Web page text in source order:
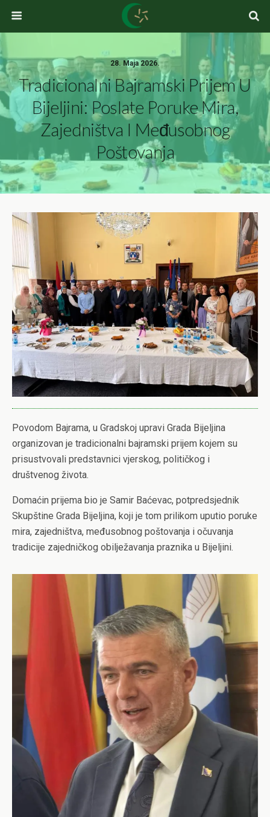
28. Maja 2026.
Tradicionalni Bajramski Prijem U
Bijeljini: Poslate Poruke Mira,
Zajedništva I Međusobnog
Poštovanja
Povodom Bajrama, u Gradskoj upravi Grada Bijeljina
organizovan je tradicionalni bajramski prijem kojem su
prisustvovali predstavnici vjerskog, političkog i
društvenog života.
Domaćin prijema bio je Samir Baćevac, potpredsjednik
Skupštine Grada Bijeljina, koji je tom prilikom uputio poruke
mira, zajedništva, međusobnog poštovanja i očuvanja
tradicije zajedničkog obilježavanja praznika u Bijeljini.